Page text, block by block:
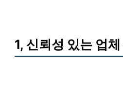
1, 신뢰성 있는 업